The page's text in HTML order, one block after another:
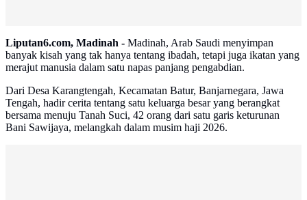
Liputan6.com, Madinah - Madinah, Arab Saudi menyimpan
banyak kisah yang tak hanya tentang ibadah, tetapi juga ikatan yang
merajut manusia dalam satu napas panjang pengabdian.
Dari Desa Karangtengah, Kecamatan Batur, Banjarnegara, Jawa
Tengah, hadir cerita tentang satu keluarga besar yang berangkat
bersama menuju Tanah Suci, 42 orang dari satu garis keturunan
Bani Sawijaya, melangkah dalam musim haji 2026.